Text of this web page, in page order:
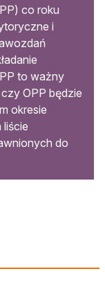
co roku
i
to ważny
OPP będzie
okresie
do